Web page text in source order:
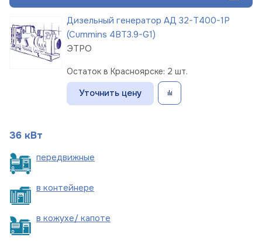
Дизельный генератор АД 32-Т400-1Р
(Cummins 4BT3.9-G1)
ЭТРО
Остаток в Красноярске: 2 шт.
Уточнить цену
36 кВт
передвижные
в контейнере
в кожухе/ капоте